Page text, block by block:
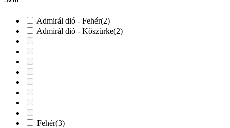
Admirál dió - Fehér(2)
Admirál dió - Kőszürke(2)
Fehér(3)